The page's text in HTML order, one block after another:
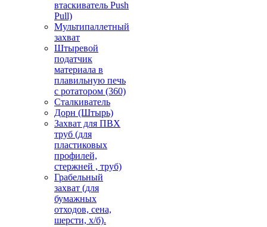
втаскиватель Push
Pull)
Мультипаллетный
захват
Штыревой
податчик
материала в
плавильную печь
с ротатором (360)
Сталкиватель
Дорн (Штырь)
Захват для ПВХ
труб (для
пластиковых
профилей,
стержней , труб)
Грабельный
захват (для
бумажных
отходов, сена,
шерсти, х/б).